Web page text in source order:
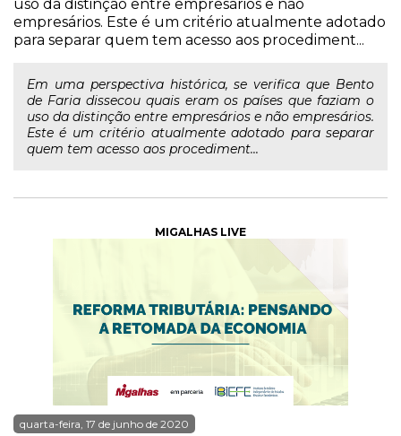
uso da distinção entre empresários e não
empresários. Este é um critério atualmente adotado
para separar quem tem acesso aos procediment...
Em uma perspectiva histórica, se verifica que Bento
de Faria dissecou quais eram os países que faziam o
uso da distinção entre empresários e não empresários.
Este é um critério atualmente adotado para separar
quem tem acesso aos procediment...
MIGALHAS LIVE
quarta-feira, 17 de junho de 2020